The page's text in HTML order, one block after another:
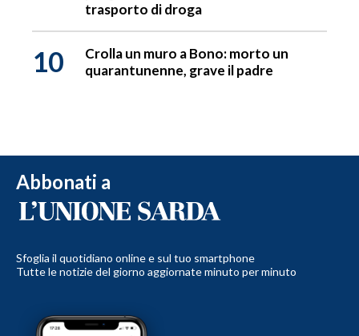
trasporto di droga
10
Crolla un muro a Bono: morto un
quarantunenne, grave il padre
Abbonati a
Sfoglia il quotidiano online e sul tuo smartphone
Tutte le notizie del giorno aggiornate minuto per minuto